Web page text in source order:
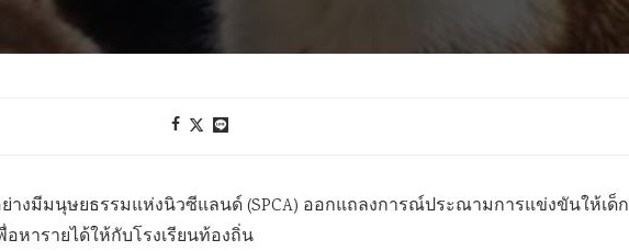
างมีมนุษยธรรมแห่งนิวซีแลนด์ (SPCA) ออกแถลงการณ์ประณามการแข่งขันให้เด็ก
อหารายได้ให้กับโรงเรียนท้องถิ่น